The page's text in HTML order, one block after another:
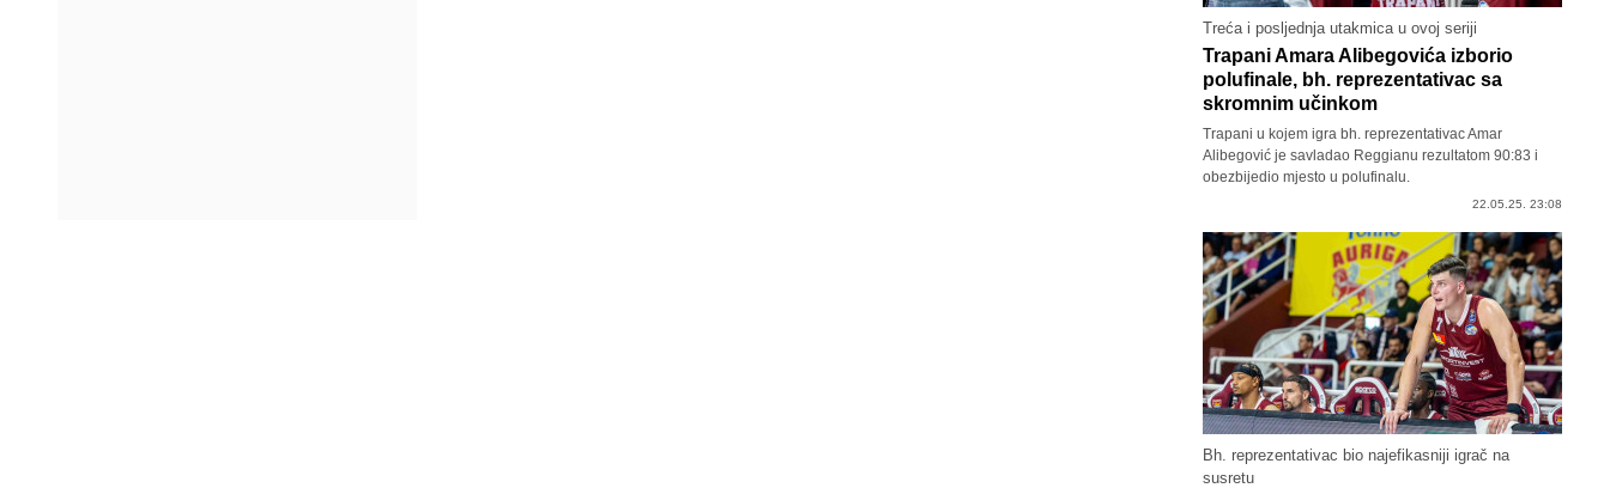
Treća i posljednja utakmica u ovoj seriji
Trapani Amara Alibegovića izborio
polufinale, bh. reprezentativac sa
skromnim učinkom
Trapani u kojem igra bh. reprezentativac Amar
Alibegović je savladao Reggianu rezultatom 90:83 i
obezbijedio mjesto u polufinalu.
22.05.25. 23:08
Bh. reprezentativac bio najefikasniji igrač na
susretu